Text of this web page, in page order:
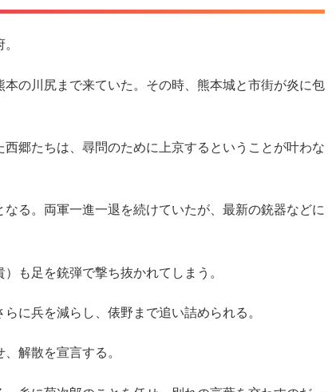
の川尻まで来ていた。その時、熊本城と市街が炎に包
郷たちは、尋問のために上京するということが叶わな
る。両軍一進一退を続けていたが、最新の銃器などに
も足を銃弾で撃ち抜かれてしまう。
に兵を減らし、俵野まで追い詰められる。
解散を宣言する。